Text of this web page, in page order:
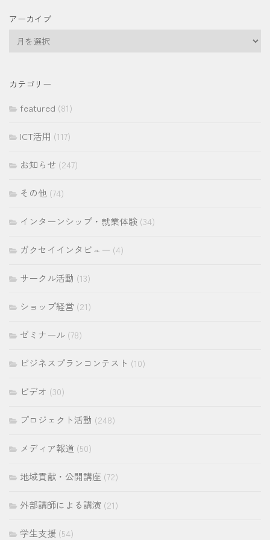
アーカイブ
イ
カテゴリー
featured (81)
ICT活用 (117)
お知らせ (247)
その他 (74)
インターンシップ・就業体験 (34)
ガクセイインタビュー (4)
サークル活動 (13)
ショップ経営 (21)
ゼミナール (78)
ビジネスプランコンテスト (10)
ビデオ (30)
プロジェクト活動 (248)
メディア報道 (50)
地域貢献・公開講座 (72)
外部講師による講演 (21)
学生支援 (54)